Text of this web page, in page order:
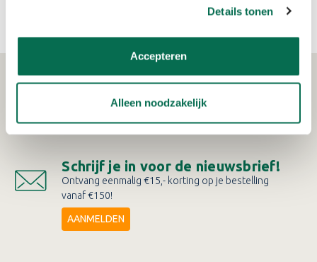
Details tonen
Accepteren
Alleen noodzakelijk
WAT KLANTEN VERTELLEN
Schrijf je in voor de nieuwsbrief!
Ontvang eenmalig €15,- korting op je bestelling
vanaf €150!
AANMELDEN